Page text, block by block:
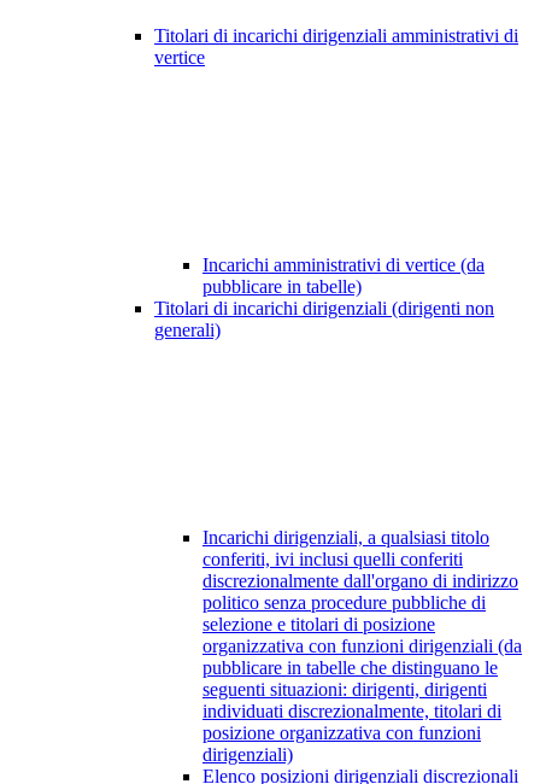
Titolari di incarichi dirigenziali amministrativi di
vertice
Incarichi amministrativi di vertice (da
pubblicare in tabelle)
Titolari di incarichi dirigenziali (dirigenti non
generali)
Incarichi dirigenziali, a qualsiasi titolo
conferiti, ivi inclusi quelli conferiti
discrezionalmente dall'organo di indirizzo
politico senza procedure pubbliche di
selezione e titolari di posizione
organizzativa con funzioni dirigenziali (da
pubblicare in tabelle che distinguano le
seguenti situazioni: dirigenti, dirigenti
individuati discrezionalmente, titolari di
posizione organizzativa con funzioni
dirigenziali)
Elenco posizioni dirigenziali discrezionali